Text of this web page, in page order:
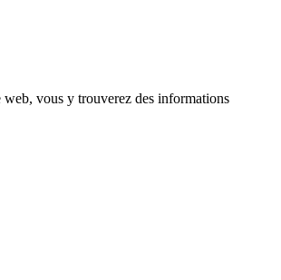
web, vous y trouverez des informations